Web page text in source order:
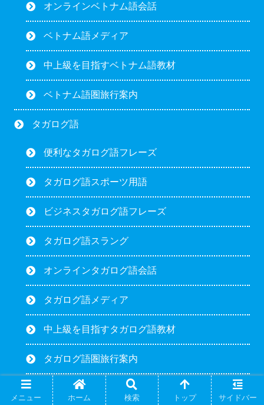
オンラインベトナム語会話
ベトナム語メディア
中上級を目指すベトナム語教材
ベトナム語圏旅行案内
タガログ語
便利なタガログ語フレーズ
タガログ語スポーツ用語
ビジネスタガログ語フレーズ
タガログ語スラング
オンラインタガログ語会話
タガログ語メディア
中上級を目指すタガログ語教材
タガログ語圏旅行案内
タガログ語のしくみ
メニュー ホーム 検索 トップ サイドバー